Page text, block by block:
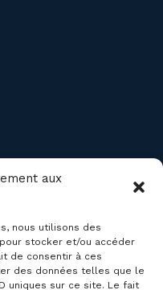
aux
nous utilisons des
stocker et/ou accéder
de consentir à ces
des données telles que le
uniques sur ce site. Le fait